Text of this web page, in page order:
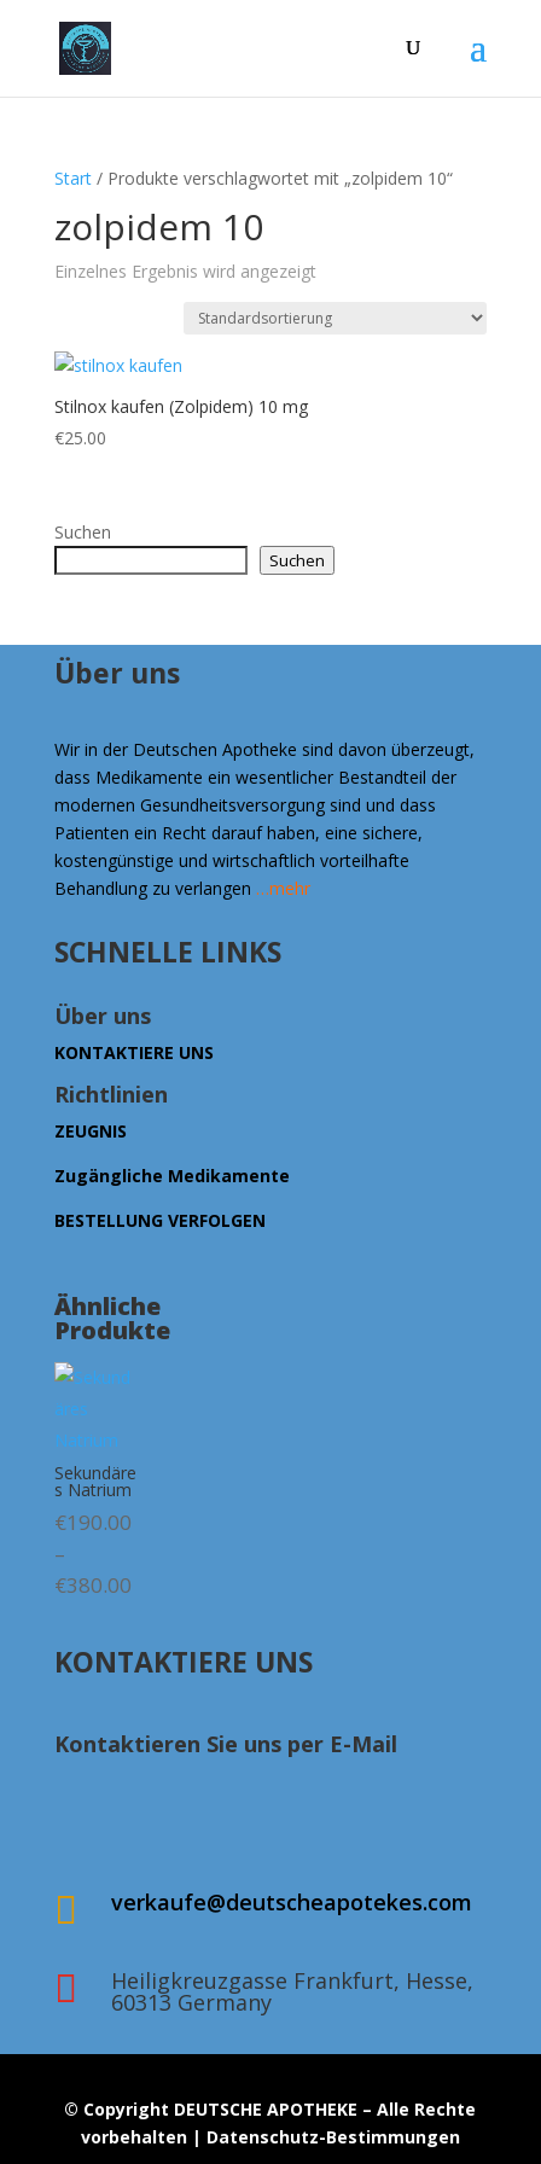
Start/ Produkte verschlagwortet mit „zolpidem 10“
zolpidem 10
Einzelnes Ergebnis wird angezeigt
Stilnox kaufen (Zolpidem) 10 mg
€25.00
Suchen
Suchen
Über uns
Wir in der Deutschen Apotheke sind davon überzeugt,
dass Medikamente ein wesentlicher Bestandteil der
modernen Gesundheitsversorgung sind und dass
Patienten ein Recht darauf haben, eine sichere,
kostengünstige und wirtschaftlich vorteilhafte
Behandlung zu verlangen …mehr
SCHNELLE LINKS
Über uns
KONTAKTIERE UNS
Richtlinien
ZEUGNIS
Zugängliche Medikamente
BESTELLUNG VERFOLGEN
Ähnliche
Produkte
Sekundäre
s Natrium
€190.00
–
€380.00Preisspanne:
bis
€380.00
KONTAKTIERE UNS
Kontaktieren Sie uns per E-Mail
 verkaufe@deutscheapotekes.com
 Heiligkreuzgasse Frankfurt, Hesse,
60313 Germany
© Copyright DEUTSCHE APOTHEKE – Alle Rechte
vorbehalten | Datenschutz-Bestimmungen